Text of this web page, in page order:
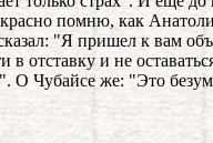
помню, как
"Я пришел к вам
в отставку и не
О Чубайсе же: "Это